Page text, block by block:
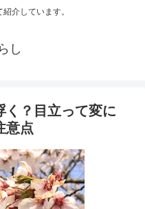
介しています。
し
く？目立って変に
意点